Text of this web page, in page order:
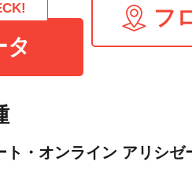
タ
フ
ト・オンライン アリシゼ